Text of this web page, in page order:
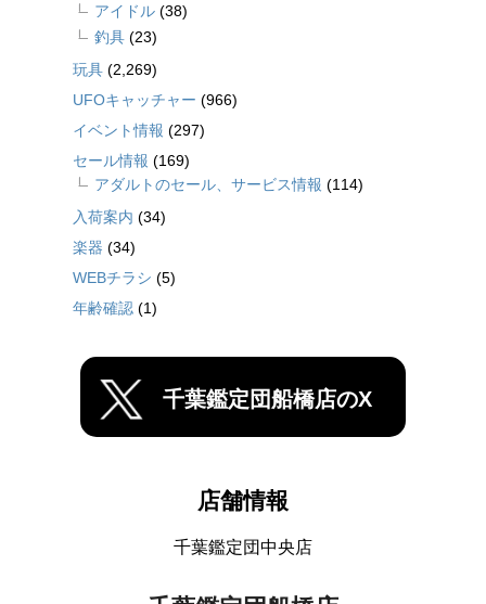
アイドル (38)
釣具 (23)
玩具 (2,269)
UFOキャッチャー (966)
イベント情報 (297)
セール情報 (169)
アダルトのセール、サービス情報 (114)
入荷案内 (34)
楽器 (34)
WEBチラシ (5)
年齢確認 (1)
千葉鑑定団船橋店のX
店舗情報
千葉鑑定団中央店